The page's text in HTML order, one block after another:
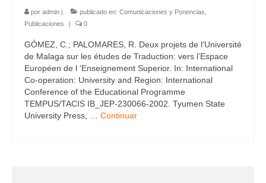
por admin | publicado en: Comunicaciones y Ponencias
Publicaciones
| 0
GÓMEZ, C.; PALOMARES, R. Deux projets de l’Université
de Malaga sur les études de Traduction: vers l’Espace
Européen de l ‘Enseignement Superior. In: International
Co-operation: University and Region: International
Conference of the Educational Programme
TEMPUS/TACIS IB_JEP-230066-2002. Tyumen State
University Press, … Continuar